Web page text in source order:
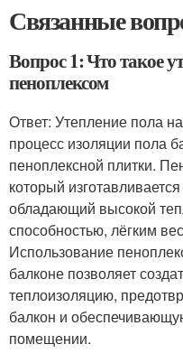
Связанные
Вопрос 1: Что такое
пеноплексом
Ответ: Утепление пола
процесс изоляции пола
пеноплексной плитки.
который
обладающий высокой
способностью, лёгким
Использование
балконе позволяет
теплоизоляцию,
балкон и
помещении.